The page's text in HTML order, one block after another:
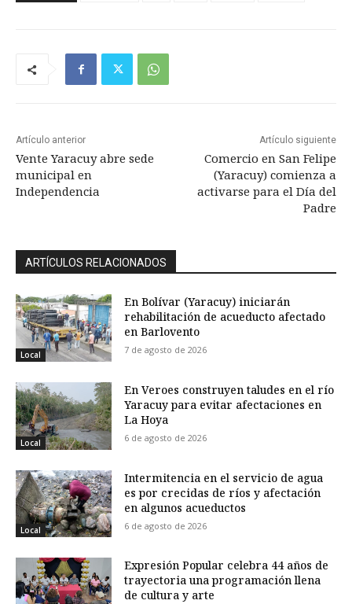
Artículo anterior
Vente Yaracuy abre sede
municipal en
Independencia
Artículo siguiente
Comercio en San Felipe
(Yaracuy) comienza a
activarse para el Día del
Padre
ARTÍCULOS RELACIONADOS
Local
En Bolívar (Yaracuy) iniciarán
rehabilitación de acueducto afectado
en Barlovento
7 de agosto de 2026
Local
En Veroes construyen taludes en el río
Yaracuy para evitar afectaciones en
La Hoya
6 de agosto de 2026
Local
Intermitencia en el servicio de agua
es por crecidas de ríos y afectación
en algunos acueductos
6 de agosto de 2026
Expresión Popular celebra 44 años de
trayectoria una programación llena
de cultura y arte